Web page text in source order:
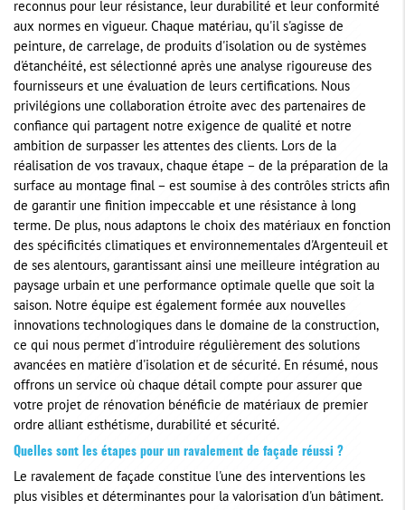
reconnus pour leur résistance, leur durabilité et leur conformité
aux normes en vigueur. Chaque matériau, qu'il s'agisse de
peinture, de carrelage, de produits d'isolation ou de systèmes
d'étanchéité, est sélectionné après une analyse rigoureuse des
fournisseurs et une évaluation de leurs certifications. Nous
privilégions une collaboration étroite avec des partenaires de
confiance qui partagent notre exigence de qualité et notre
ambition de surpasser les attentes des clients. Lors de la
réalisation de vos travaux, chaque étape – de la préparation de la
surface au montage final – est soumise à des contrôles stricts afin
de garantir une finition impeccable et une résistance à long
terme. De plus, nous adaptons le choix des matériaux en fonction
des spécificités climatiques et environnementales d'Argenteuil et
de ses alentours, garantissant ainsi une meilleure intégration au
paysage urbain et une performance optimale quelle que soit la
saison. Notre équipe est également formée aux nouvelles
innovations technologiques dans le domaine de la construction,
ce qui nous permet d'introduire régulièrement des solutions
avancées en matière d'isolation et de sécurité. En résumé, nous
offrons un service où chaque détail compte pour assurer que
votre projet de rénovation bénéficie de matériaux de premier
ordre alliant esthétisme, durabilité et sécurité.
Quelles sont les étapes pour un ravalement de façade réussi ?
Le ravalement de façade constitue l'une des interventions les
plus visibles et déterminantes pour la valorisation d'un bâtiment.